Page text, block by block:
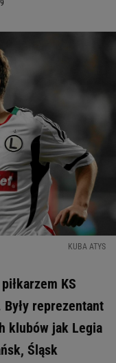
KUBA ATYS
KS
reprezentant
klubów jak Legia
Śląsk